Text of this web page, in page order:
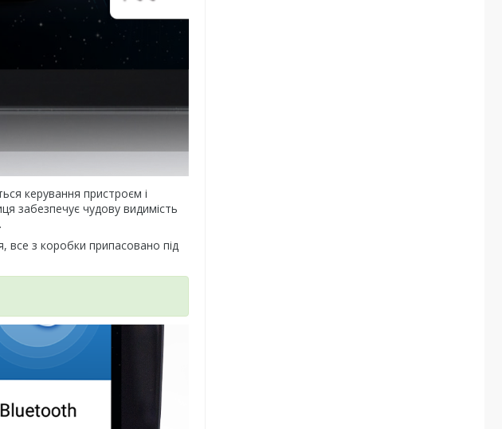
керування пристроєм і
забезпечує чудову видимість
все з коробки припасовано під